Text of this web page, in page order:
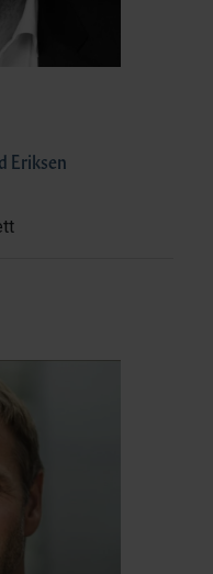
Eriksen